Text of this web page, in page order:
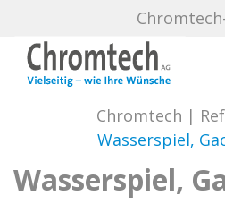
Chromtech |
Wasserspiel,
Wasserspiel,